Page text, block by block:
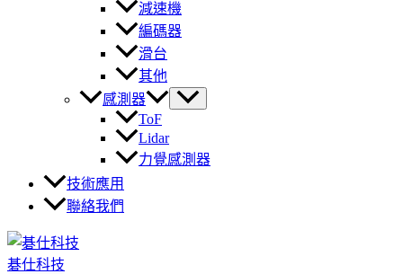
減速機
編碼器
滑台
其他
感測器
ToF
Lidar
力覺感測器
技術應用
聯絡我們
碁仕科技